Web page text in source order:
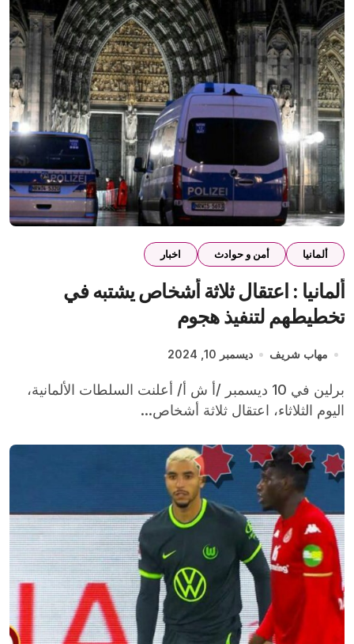
ألمانيا أمن و حوادث اخبار
ألمانيا : اعتقال ثلاثة أشخاص يشتبه في
تخطيطهم لتنفيذ هجوم
مهاب شريف ديسمبر 10, 2024
برلين في 10 ديسمبر /أ ش أ/ أعلنت السلطات الألمانية،
اليوم الثلاثاء، اعتقال ثلاثة أشخاص...